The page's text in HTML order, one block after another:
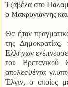
Τζαβέλα στο
ο Μακρυγιάννης
Θα ήταν
της
Ελλήνων
του
απολεσθέντα
Έλγιν, ο οποίος